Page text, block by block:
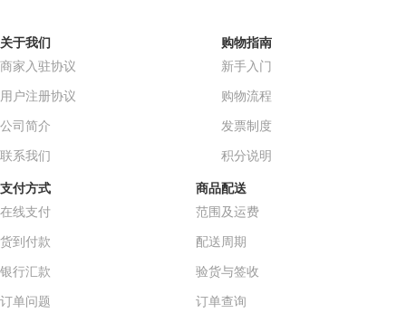
关于我们
商家入驻协议
用户注册协议
公司简介
联系我们
购物指南
新手入门
购物流程
发票制度
积分说明
支付方式
在线支付
货到付款
银行汇款
订单问题
商品配送
范围及运费
配送周期
验货与签收
订单查询